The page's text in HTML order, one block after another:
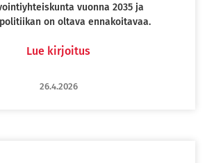
vuonna 2035 ja
on oltava ennakoitavaa.
Lue kirjoitus
26.4.2026